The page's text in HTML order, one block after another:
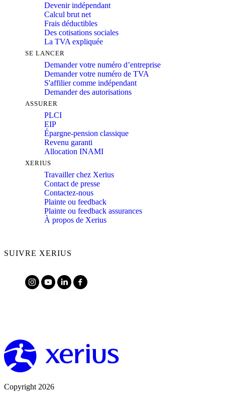
Devenir indépendant
Calcul brut net
Frais déductibles
Des cotisations sociales
La TVA expliquée
SE LANCER
Demander votre numéro d’entreprise
Demander votre numéro de TVA
S'affilier comme indépendant
Demander des autorisations
ASSURER
PLCI
EIP
Épargne-pension classique
Revenu garanti
Allocation INAMI
XERIUS
Travailler chez Xerius
Contact de presse
Contactez-nous
Plainte ou feedback
Plainte ou feedback assurances
À propos de Xerius
SUIVRE XERIUS
Copyright 2026